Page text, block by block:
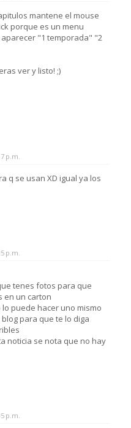
mantene el mouse
porque es un menu
"1 temporada" "2
ver y listo! ;)
p.m.
q se usan XD igual ya los
p.m.
tenes fotos para que
en un carton
puede hacer uno mismo
para que te lo diga
noticia se nota que no hay
p.m.